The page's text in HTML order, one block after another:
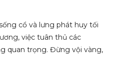
cổ và lưng phát huy tối
việc tuân thủ các
quan trọng. Đừng vội vàng,